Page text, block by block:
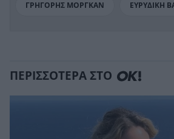
ΓΡΗΓΟΡΗΣ ΜΟΡΓΚΑΝ ΕΥΡΥΔΙΚΗ
ΠΕΡΙΣΣΟΤΕΡΑ ΣΤΟ